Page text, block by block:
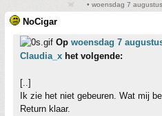
• woensdag 7
NoCigar
Op woensdag 7
Claudia_x het volgende:
[..]
Ik zie het niet gebeuren. Wat mij
Return klaar.